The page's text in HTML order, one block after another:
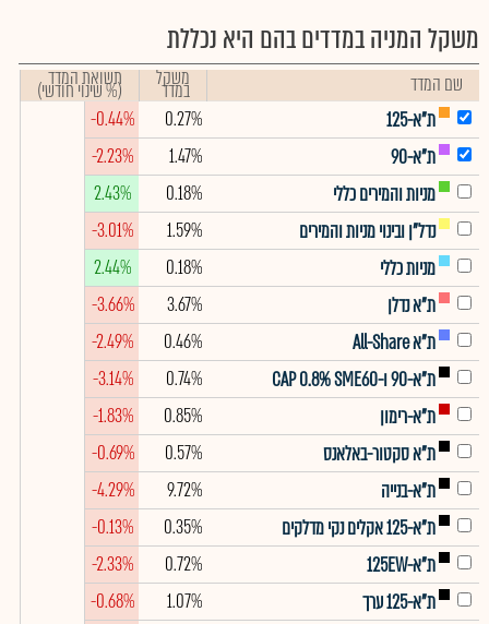
משקל המניה במדדים בהם היא נכללת
שם המדד משקל
במדד תשואת המדד
(% שינוי חודשי)
ת"א-125
0.27%
-0.44%
ת"א-90
1.47%
-2.23%
מניות והמירים כללי
0.18%
2.43%
נדל"ן ובינוי מניות והמירים
1.59%
-3.01%
מניות כללי
0.18%
2.44%
ת"א נדלן
3.67%
-3.66%
ת"א All-Share
0.46%
-2.49%
ת"א-90 ו-CAP 0.8% SME60
0.74%
-3.14%
ת"א-רימון
0.85%
-1.83%
ת"א סקטור-באלאנס
0.57%
-0.69%
ת"א-בנייה
9.72%
-4.29%
ת"א-125 אקלים נקי מדלקים
0.35%
-0.13%
ת"א-125EW
0.72%
-2.33%
ת"א-125 ערך
1.07%
-0.68%